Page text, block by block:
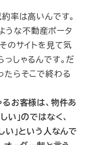
率は高いんです。
うな不動産ポータ
のサイトを見て気
しゃるんです。だ
たらそこで終わる
お客様は、物件あ
い」のではなく、
い」という人なんで